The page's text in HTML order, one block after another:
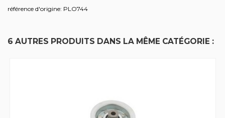
référence d'origine: PLO744
6 AUTRES PRODUITS DANS LA MÊME CATÉGORIE :